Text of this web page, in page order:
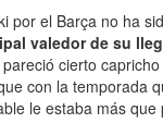
por el Barça no ha
valedor de su
cierto
con la temporada
le estaba más que